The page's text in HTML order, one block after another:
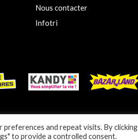
Nous contacter
Infotri
2025 –Mentions légales
and repeat visits. By clicking
to provide a controlled consent.